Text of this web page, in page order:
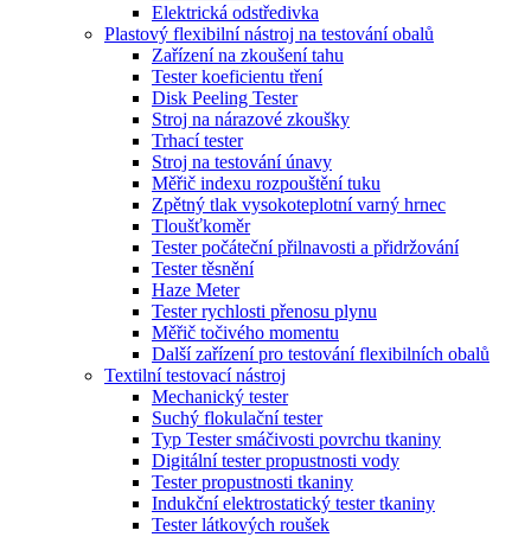
Elektrická odstředivka
Plastový flexibilní nástroj na testování obalů
Zařízení na zkoušení tahu
Tester koeficientu tření
Disk Peeling Tester
Stroj na nárazové zkoušky
Trhací tester
Stroj na testování únavy
Měřič indexu rozpouštění tuku
Zpětný tlak vysokoteplotní varný hrnec
Tloušťkoměr
Tester počáteční přilnavosti a přidržování
Tester těsnění
Haze Meter
Tester rychlosti přenosu plynu
Měřič točivého momentu
Další zařízení pro testování flexibilních obalů
Textilní testovací nástroj
Mechanický tester
Suchý flokulační tester
Typ Tester smáčivosti povrchu tkaniny
Digitální tester propustnosti vody
Tester propustnosti tkaniny
Indukční elektrostatický tester tkaniny
Tester látkových roušek